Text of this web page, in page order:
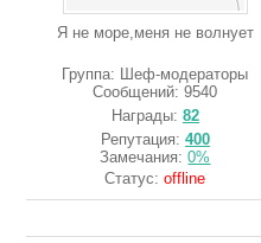
Я не море,меня не волнует
Группа: Шеф-модераторы
Сообщений:9540
Награды: 82
Репутация: 400
Замечания:0%
Статус:offline